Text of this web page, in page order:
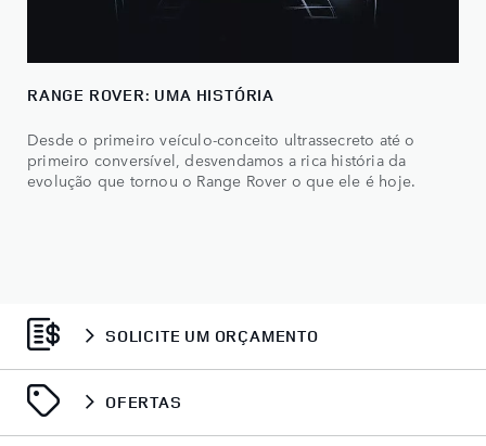
RANGE ROVER: UMA HISTÓRIA
Desde o primeiro veículo-conceito ultrassecreto até o
primeiro conversível, desvendamos a rica história da
evolução que tornou o Range Rover o que ele é hoje.
SOLICITE UM ORÇAMENTO
OFERTAS